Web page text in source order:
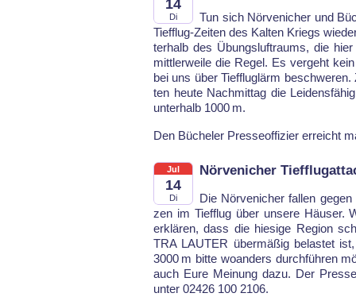
14
Di
Tun sich Nör­ve­ni­cher und
Tief­flug-Zei­ten des Kal­ten Kriegs
ter­halb des Übungs­luft­raums, die
mitt­ler­wei­le die Re­gel. Es ver­geht
bei uns über Tief­flug­lärm
ten heu­te Nach­mit­tag die
un­ter­halb 1000 m.
Den Bü­che­ler Pres­se­of­fi­zier er­reicht
Jul
14
Di
Nörvenicher
Die Nör­ve­ni­cher fal­len
zen im Tief­flug über un­se­re Häu­ser.
er­klä­ren, dass die hie­si­ge Re­gi­on
TRA LAU­TER über­mä­ßig be­las­tet
3000 m bit­te wo­an­ders durch­führen
auch Eu­re Mei­nung da­zu. Der
un­ter 02426 100 2106.